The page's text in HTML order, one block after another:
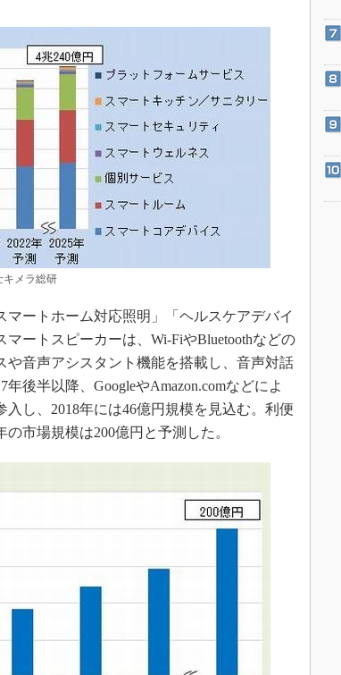
キメラ総研
ートホーム対応照明」「ヘルスケアデバイ
ートスピーカーは、Wi-FiやBluetoothなどの
音声アシスタント機能を搭載し、音声対話
後半以降、GoogleやAmazon.comなどによ
し、2018年には46億円規模を見込む。利便
市場規模は200億円と予測した。